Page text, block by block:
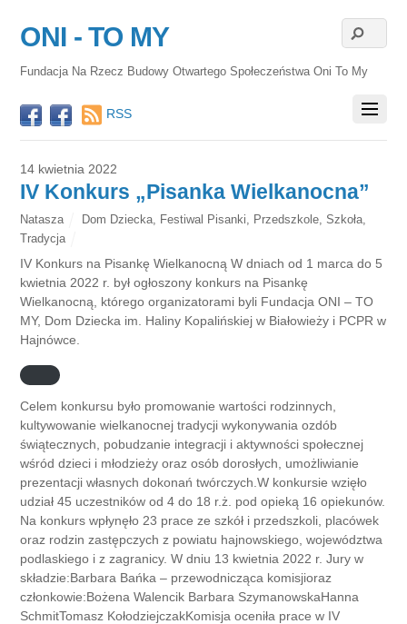
ONI - TO MY
Fundacja Na Rzecz Budowy Otwartego Społeczeństwa Oni To My
RSS
14 kwietnia 2022
IV Konkurs „Pisanka Wielkanocna”
Natasza Dom Dziecka Festiwal Pisanki Przedszkole Szkoła
Tradycja
IV Konkurs na Pisankę Wielkanocną W dniach od 1 marca do 5
kwietnia 2022 r. był ogłoszony konkurs na Pisankę
Wielkanocną, którego organizatorami byli Fundacja ONI – TO
MY, Dom Dziecka im. Haliny Kopalińskiej w Białowieży i PCPR w
Hajnówce.
Celem konkursu było promowanie wartości rodzinnych,
kultywowanie wielkanocnej tradycji wykonywania ozdób
świątecznych, pobudzanie integracji i aktywności społecznej
wśród dzieci i młodzieży oraz osób dorosłych, umożliwianie
prezentacji własnych dokonań twórczych.W konkursie wzięło
udział 45 uczestników od 4 do 18 r.ż. pod opieką 16 opiekunów.
Na konkurs wpłynęło 23 prace ze szkół i przedszkoli, placówek
oraz rodzin zastępczych z powiatu hajnowskiego, województwa
podlaskiego i z zagranicy. W dniu 13 kwietnia 2022 r. Jury w
składzie:Barbara Bańka – przewodnicząca komisjioraz
członkowie:Bożena Walencik Barbara SzymanowskaHanna
SchmitTomasz KołodziejczakKomisja oceniła prace w IV